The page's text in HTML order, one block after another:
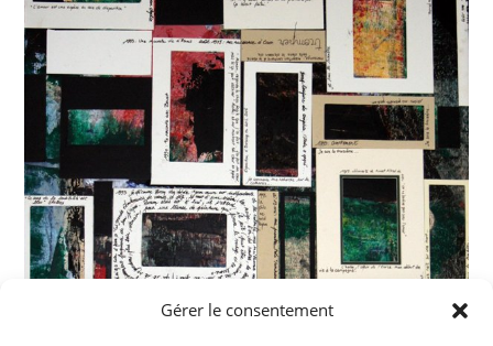
Gérer le consentement